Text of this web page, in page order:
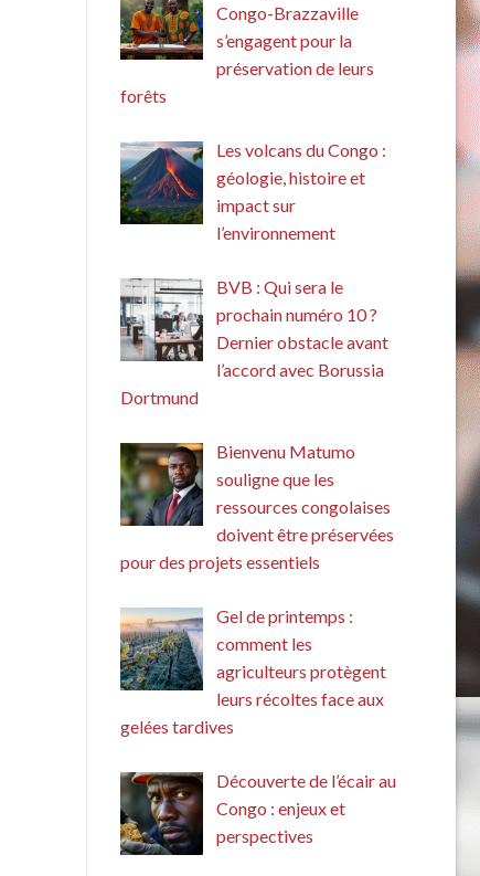
Congo-Brazzaville
s’engagent pour la
préservation de leurs
forêts
Les volcans du Congo :
géologie, histoire et
impact sur
l’environnement
BVB : Qui sera le
prochain numéro 10 ?
Dernier obstacle avant
l’accord avec Borussia
Dortmund
Bienvenu Matumo
souligne que les
ressources congolaises
doivent être préservées
pour des projets essentiels
Gel de printemps :
comment les
agriculteurs protègent
leurs récoltes face aux
gelées tardives
Découverte de l’écair au
Congo : enjeux et
perspectives